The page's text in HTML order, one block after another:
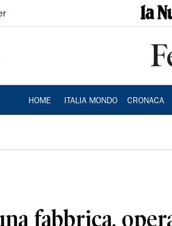
HOME ITALIA MONDO CRONACA
fabbrica,